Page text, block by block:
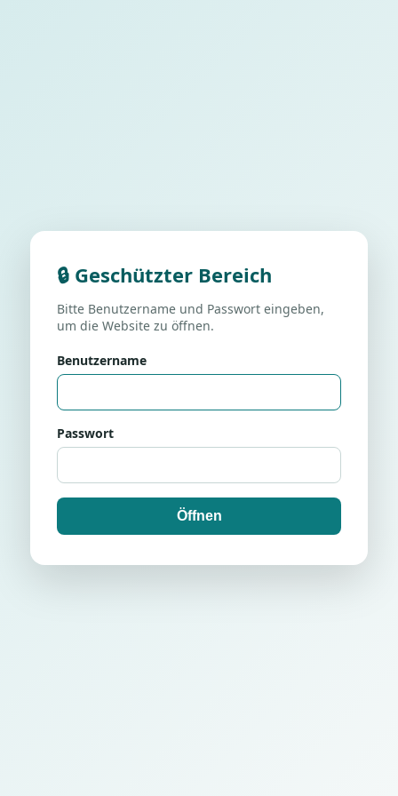
🔒 Geschützter Bereich
Bitte Benutzername und Passwort eingeben,
um die Website zu öffnen.
Benutzername
Passwort
Öffnen